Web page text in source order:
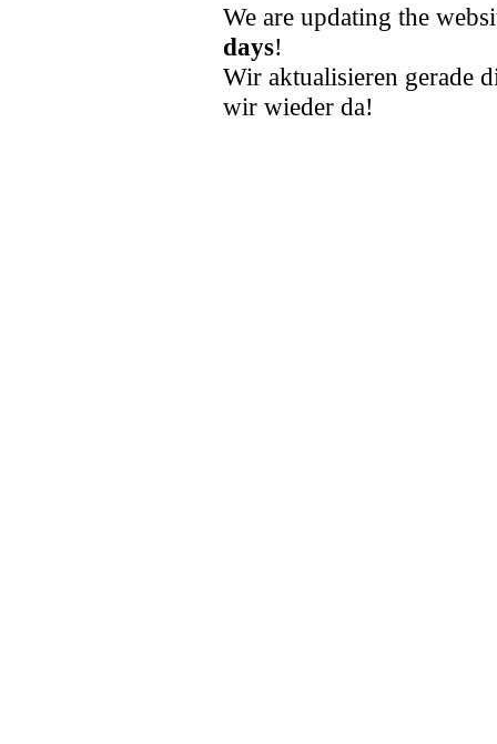
We are updating the
days!
Wir aktualisieren gerade
wir wieder da!